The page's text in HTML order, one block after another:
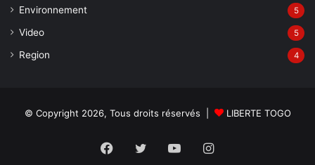
Environnement 5
Video 5
Region 4
© Copyright 2026, Tous droits réservés | LIBERTE TOGO
Facebook
Twitter YouTubeInstagram